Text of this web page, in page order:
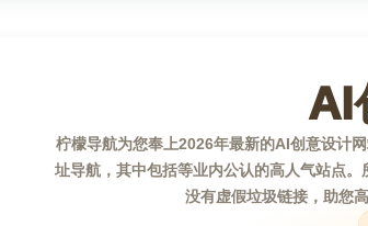
AI
柠檬导航为您奉上2026年最新的AI创意设计
址导航，其中包括等业内公认的高人气站点
没有虚假垃圾链接，助您